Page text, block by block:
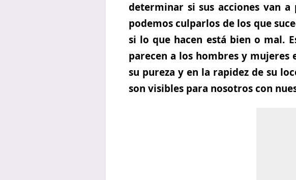
determinar si sus acciones van
podemos culparlos de los que
si lo que hacen está bien o mal.
parecen a los hombres y mujeres
su pureza y en la rapidez de su
son visibles para nosotros con